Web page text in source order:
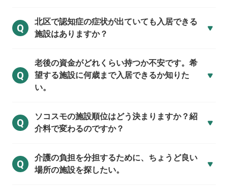
Q
北区で認知症の症状が出ていても入居できる
施設はありますか？
Q
老後の資金がどれくらい持つか不安です。希
望する施設に何歳まで入居できるか知りた
い。
Q
ソコスモの施設順位はどう決まりますか？紹
介料で変わるのですか？
Q
介護の負担を分担するために、ちょうど良い
場所の施設を探したい。